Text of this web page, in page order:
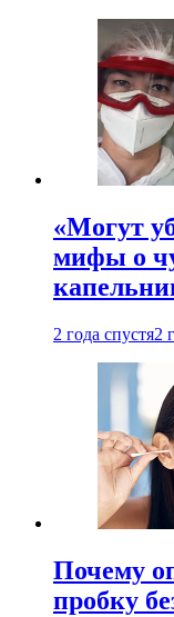
«Могут
мифы о
2 года спустя2
Почему
пробку